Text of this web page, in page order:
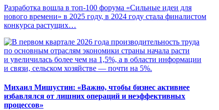
Разработка вошла в топ-100 форума «Сильные идеи для
нового времени» в 2025 году, в 2024 году стала финалистом
конкурса растущих…
Михаил Мишустин: «Важно, чтобы бизнес активнее
избавлялся от лишних операций и неэффективных
процессов»